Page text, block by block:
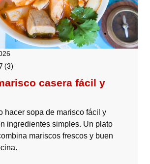
(3)
casera fácil y
hacer sopa de marisco fácil y
ingredientes simples. Un plato
mariscos frescos y buen